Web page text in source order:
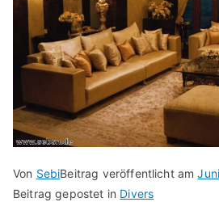
Von SebiBeitrag veröffentlicht am
Beitrag gepostet in Divers